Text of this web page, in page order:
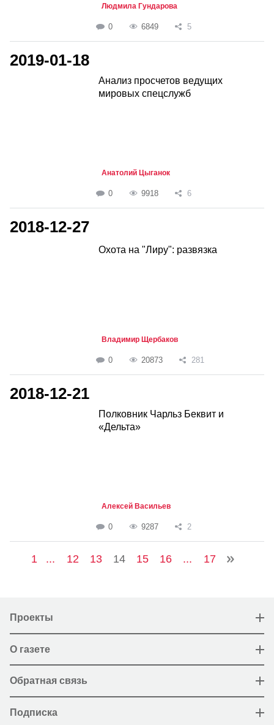
Людмила Гундарова
0 6849 5
2019-01-18
Анализ просчетов ведущих
мировых спецслужб
Анатолий Цыганок
0 9918 6
2018-12-27
Охота на "Лиру": развязка
Владимир Щербаков
0 20873 281
2018-12-21
Полковник Чарльз Беквит и
«Дельта»
Алексей Васильев
0 9287 2
1 ... 12 13 14 15 16 ... 17
Проекты
О газете
Обратная связь
Подписка